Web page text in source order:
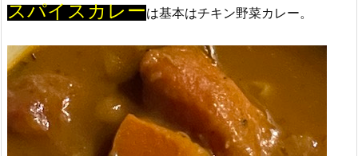
スパイスカレーは基本はチキン野菜カレー。